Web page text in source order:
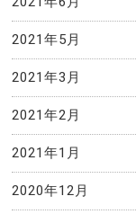
2021年5月
2021年3月
2021年2月
2021年1月
2020年12月